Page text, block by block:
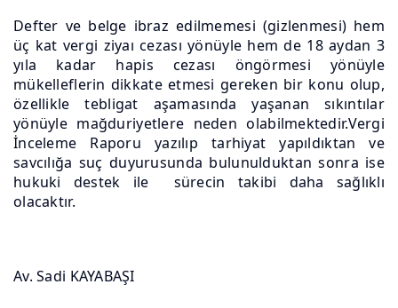
Defter ve belge ibraz edilmemesi (gizlenmesi) hem
üç kat vergi ziyaı cezası yönüyle hem de 18 aydan 3
yıla kadar hapis cezası öngörmesi yönüyle
mükelleflerin dikkate etmesi gereken bir konu olup,
özellikle tebligat aşamasında yaşanan sıkıntılar
yönüyle mağduriyetlere neden olabilmektedir.Vergi
İnceleme Raporu yazılıp tarhiyat yapıldıktan ve
savcılığa suç duyurusunda bulunulduktan sonra ise
hukuki destek ile sürecin takibi daha sağlıklı
olacaktır.
Av. Sadi KAYABAŞI